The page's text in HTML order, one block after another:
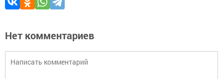
Нет комментариев